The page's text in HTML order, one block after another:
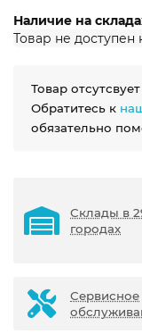
Наличие на
Товар не доступен
Товар
Обратитесь к
обязательно
Склады в
городах
Сервисное